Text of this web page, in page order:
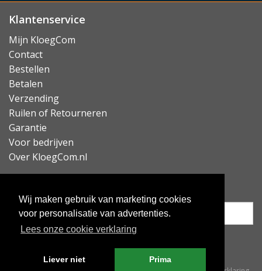
Wij maken gebruik van marketing cookies
voor personalisatie van advertenties.
Lees onze cookie verklaring
Liever niet Prima
Klantenservice
Mijn KloegCom
Contact
Bestellen
Betalen
Verzending
Ruilen of Retourneren
Garantie
Voor bedrijven
Over KloegCom.nl